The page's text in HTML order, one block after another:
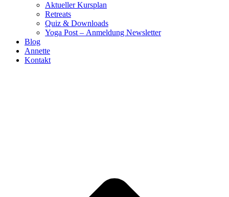
Aktueller Kursplan
Retreats
Quiz & Downloads
Yoga Post – Anmeldung Newsletter
Blog
Annette
Kontakt